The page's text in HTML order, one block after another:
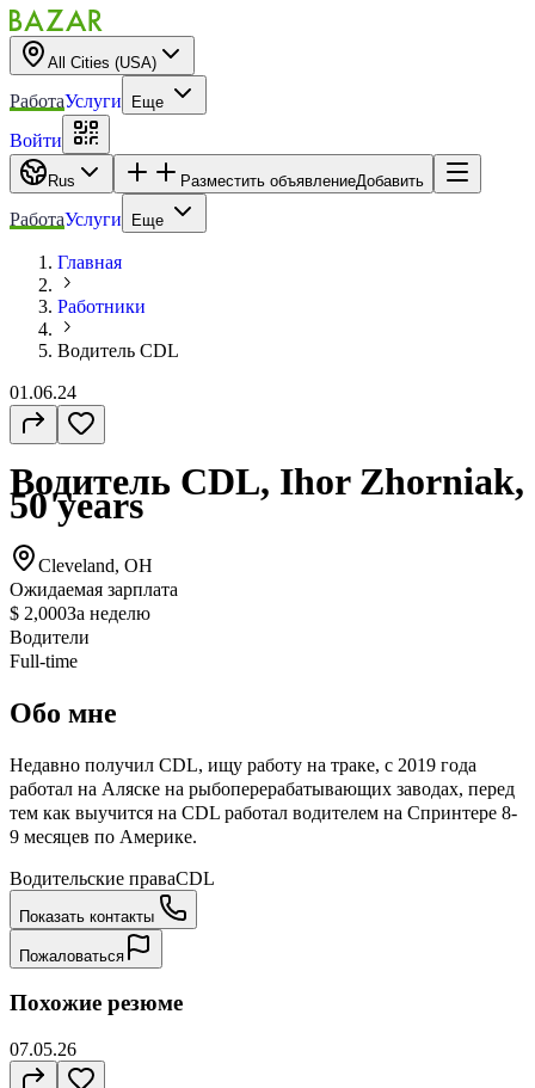
All Cities (USA)
РаботаУслуги Еще
Войти
Rus Разместить объявлениеДобавить
РаботаУслуги Еще
Главная
Работники
Водитель CDL
01.06.24
Водитель CDL, Ihor Zhorniak,
50 years
Cleveland, OH
Ожидаемая зарплата
$ 2,000За неделю
Водители
Full-time
Обо мне
Недавно получил CDL, ищу работу на траке, с 2019 года
работал на Аляске на рыбоперерабатывающих заводах, перед
тем как выучится на CDL работал водителем на Спринтере 8-
9 месяцев по Америке.
Водительские праваCDL
Показать контакты
Пожаловаться
Похожие резюме
07.05.26